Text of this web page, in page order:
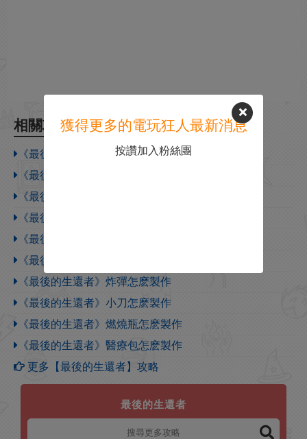
相關攻略
《最後的生還者：重製版》主線流程通關攻略分享
《最後的生還者》全工具箱收集大全
《最後的生還者》磚頭有什麽用
《最後的生還者》瓶子有什麽用
《最後的生還者》近戰兵器升級怎麽製作
《最後的生還者》煙霧彈怎麽製作
《最後的生還者》炸彈怎麽製作
《最後的生還者》小刀怎麽製作
《最後的生還者》燃燒瓶怎麽製作
《最後的生還者》醫療包怎麽製作
更多【最後的生還者】攻略
最後的生還者
獲得更多的電玩狂人最新消息
按讚加入粉絲團